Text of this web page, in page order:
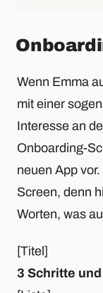
Wenn Emma
mit einer
Interesse an
Onboarding-
neuen App
Screen, denn
Worten, was
[Titel]
3 Schritte und